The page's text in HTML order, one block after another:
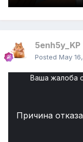
5enh5y_KP
Posted May
Ваша жалоба
Причина